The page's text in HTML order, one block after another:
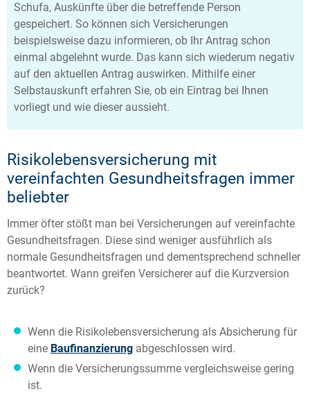
Schufa, Auskünfte über die betreffende Person
gespeichert. So können sich Versicherungen
beispielsweise dazu informieren, ob Ihr Antrag schon
einmal abgelehnt wurde. Das kann sich wiederum negativ
auf den aktuellen Antrag auswirken. Mithilfe einer
Selbstauskunft erfahren Sie, ob ein Eintrag bei Ihnen
vorliegt und wie dieser aussieht.
Risikolebensversicherung mit
vereinfachten Gesundheitsfragen immer
beliebter
Immer öfter stößt man bei Versicherungen auf vereinfachte
Gesundheitsfragen. Diese sind weniger ausführlich als
normale Gesundheitsfragen und dementsprechend schneller
beantwortet. Wann greifen Versicherer auf die Kurzversion
zurück?
Wenn die Risikolebensversicherung als Absicherung für
eine Baufinanzierung abgeschlossen wird.
Wenn die Versicherungssumme vergleichsweise gering
ist.